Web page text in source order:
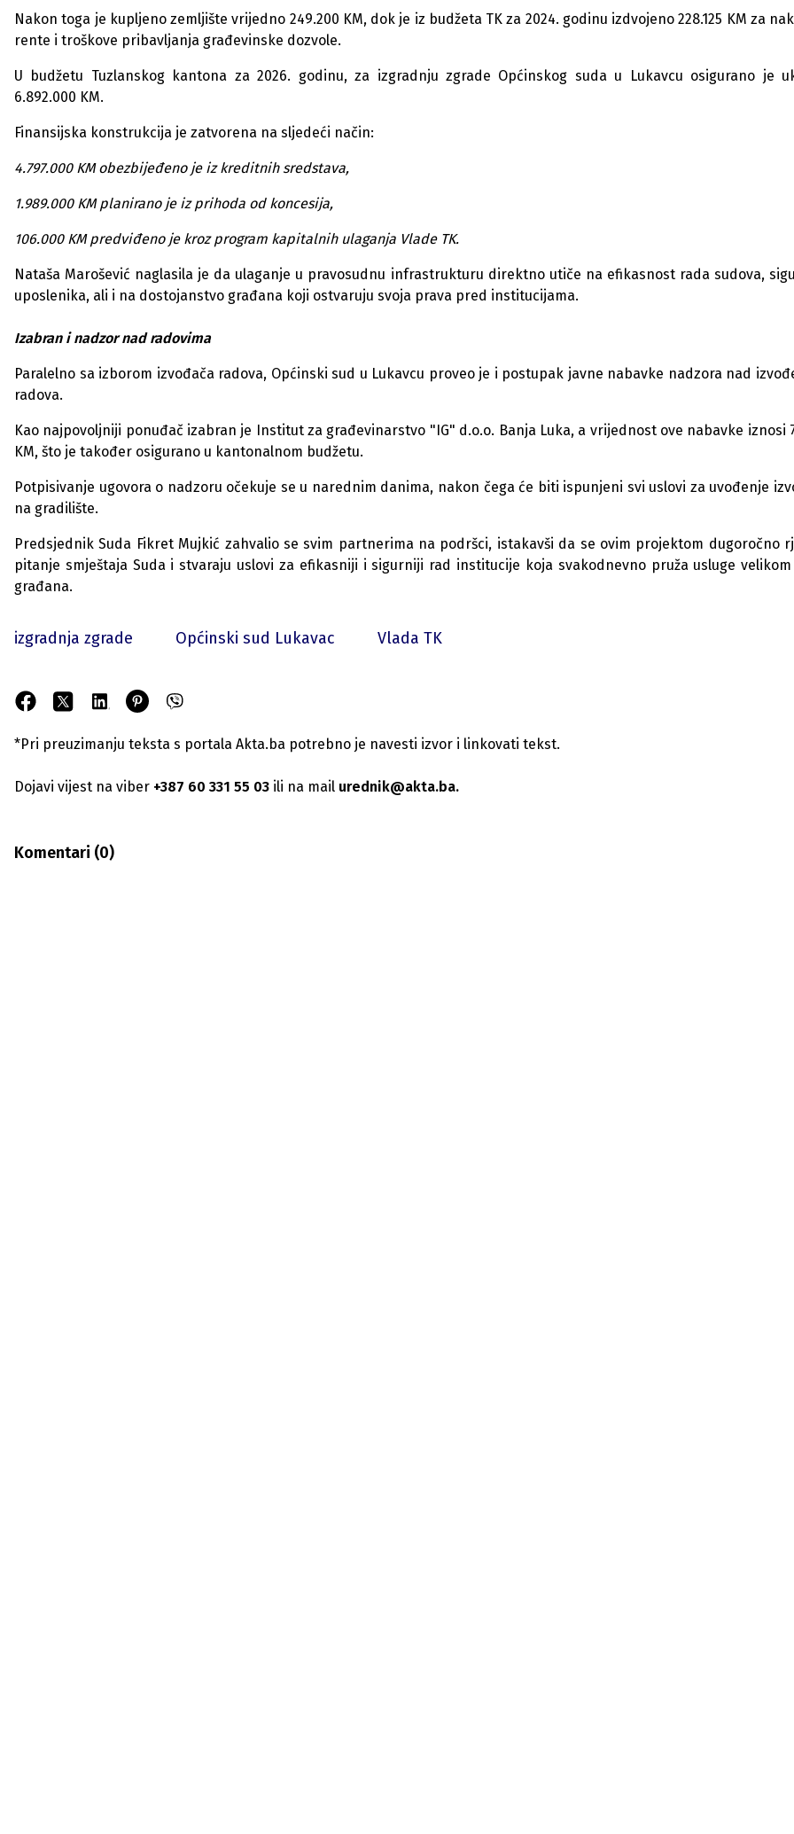
Nakon toga je kupljeno zemljište vrijedno 249.200 KM, dok je iz budžeta TK za 2024. godinu izdvojeno 228.125 KM za
rente i troškove pribavljanja građevinske dozvole.
U budžetu Tuzlanskog kantona za 2026. godinu, za izgradnju zgrade Općinskog suda u Lukavcu osigurano je
6.892.000 KM.
Finansijska konstrukcija je zatvorena na sljedeći način:
4.797.000 KM obezbijeđeno je iz kreditnih sredstava,
1.989.000 KM planirano je iz prihoda od koncesija,
106.000 KM predviđeno je kroz program kapitalnih ulaganja Vlade TK.
Nataša Marošević naglasila je da ulaganje u pravosudnu infrastrukturu direktno utiče na efikasnost rada sudova,
uposlenika, ali i na dostojanstvo građana koji ostvaruju svoja prava pred institucijama.
Izabran i nadzor nad radovima
Paralelno sa izborom izvođača radova, Općinski sud u Lukavcu proveo je i postupak javne nabavke nadzora nad
radova.
Kao najpovoljniji ponuđač izabran je Institut za građevinarstvo "IG" d.o.o. Banja Luka, a vrijednost ove nabavke iznosi
KM, što je također osigurano u kantonalnom budžetu.
Potpisivanje ugovora o nadzoru očekuje se u narednim danima, nakon čega će biti ispunjeni svi uslovi za uvođenje
na gradilište.
Predsjednik Suda Fikret Mujkić zahvalio se svim partnerima na podršci, istakavši da se ovim projektom dugoročno
pitanje smještaja Suda i stvaraju uslovi za efikasniji i sigurniji rad institucije koja svakodnevno pruža usluge
građana.
izgradnja zgrade Općinski sud Lukavac Vlada TK
*Pri preuzimanju teksta s portala Akta.ba potrebno je navesti izvor i linkovati tekst.
Dojavi vijest na viber +387 60 331 55 03 ili na mail urednik@akta.ba.
Komentari (0)